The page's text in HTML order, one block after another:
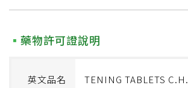
藥物許可證說明
英文品名 TENING TABLETS C.H.